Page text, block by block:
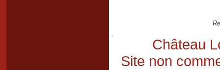
Château
Site non